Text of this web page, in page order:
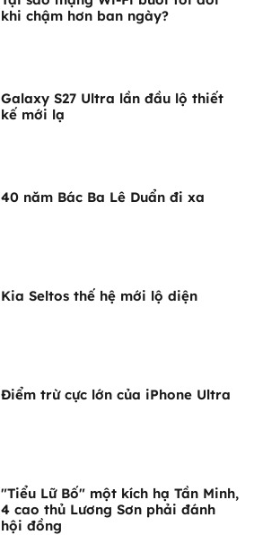
khi chậm hơn ban ngày?
Galaxy S27 Ultra lần đầu lộ thiết
kế mới lạ
40 năm Bác Ba Lê Duẩn đi xa
Kia Seltos thế hệ mới lộ diện
Điểm trừ cực lớn của iPhone Ultra
"Tiểu Lữ Bố" một kích hạ Tần Minh,
4 cao thủ Lương Sơn phải đánh
hội đồng